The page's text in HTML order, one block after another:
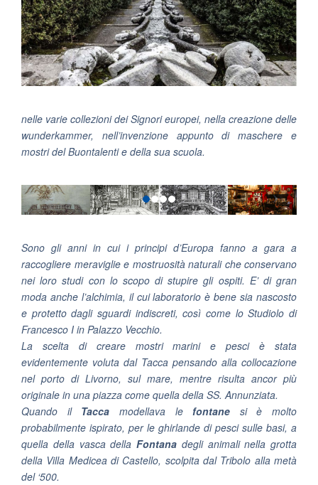
nelle varie collezioni dei Signori europei, nella creazione delle
wunderkammer, nell’invenzione appunto di maschere e
mostri del Buontalenti e della sua scuola.
Sono gli anni in cui i principi d’Europa fanno a gara a
raccogliere meraviglie e mostruosità naturali che conservano
nei loro studi con lo scopo di stupire gli ospiti. E’ di gran
moda anche l’alchimia, il cui laboratorio è bene sia nascosto
e protetto dagli sguardi indiscreti, così come lo Studiolo di
Francesco I in Palazzo Vecchio.
La scelta di creare mostri marini e pesci è stata
evidentemente voluta dal Tacca pensando alla collocazione
nel porto di Livorno, sul mare, mentre risulta ancor più
originale in una piazza come quella della SS. Annunziata.
Quando il Tacca modellava lefontane si è molto
probabilmente ispirato, per le ghirlande di pesci sulle basi, a
quella della vasca della Fontana degli animali nella grotta
della Villa Medicea di Castello, scolpita dal Tribolo alla metà
del ‘500.